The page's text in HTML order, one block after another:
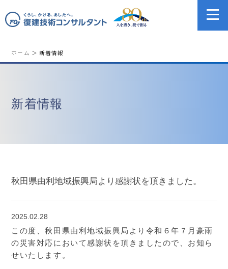
ホーム ＞ 新着情報
新着情報
秋田県由利地域振興局より感謝状を頂きました。
2025.02.28
この度、秋田県由利地域振興局より令和６年７月豪雨
の災害対応において感謝状を頂きましたので、お知ら
せいたします。